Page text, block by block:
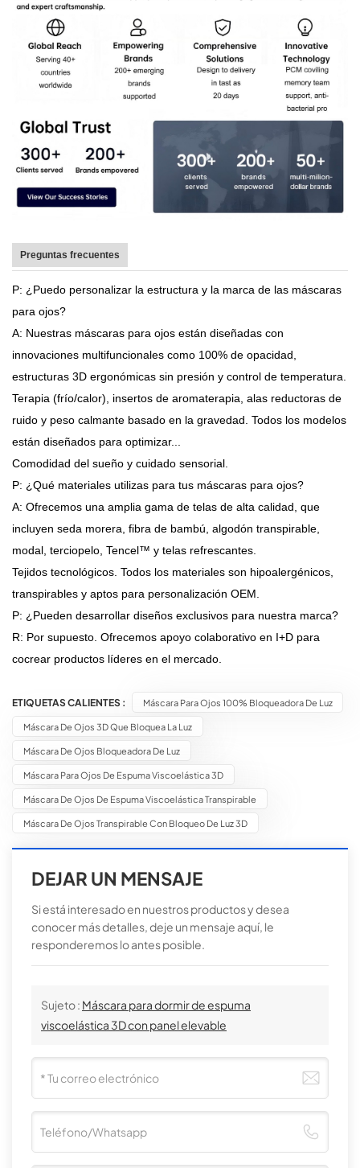
Preguntas frecuentes
P: ¿Puedo personalizar la estructura y la marca de las máscaras
para ojos?
A: Nuestras máscaras para ojos están diseñadas con
innovaciones multifuncionales como 100% de opacidad,
estructuras 3D ergonómicas sin presión y control de temperatura.
Terapia (frío/calor), insertos de aromaterapia, alas reductoras de
ruido y peso calmante basado en la gravedad. Todos los modelos
están diseñados para optimizar...
Comodidad del sueño y cuidado sensorial.
P: ¿Qué materiales utilizas para tus máscaras para ojos?
A: Ofrecemos una amplia gama de telas de alta calidad, que
incluyen seda morera, fibra de bambú, algodón transpirable,
modal, terciopelo, Tencel™ y telas refrescantes.
Tejidos tecnológicos. Todos los materiales son hipoalergénicos,
transpirables y aptos para personalización OEM.
P: ¿Pueden desarrollar diseños exclusivos para nuestra marca?
R: Por supuesto. Ofrecemos apoyo colaborativo en I+D para
cocrear productos líderes en el mercado.
ETIQUETAS CALIENTES : Máscara Para Ojos 100% Bloqueadora De Luz
Máscara De Ojos 3D Que Bloquea La Luz
Máscara De Ojos Bloqueadora De Luz
Máscara Para Ojos De Espuma Viscoelástica 3D
Máscara De Ojos De Espuma Viscoelástica Transpirable
Máscara De Ojos Transpirable Con Bloqueo De Luz 3D
DEJAR UN MENSAJE
Si está interesado en nuestros productos y desea
conocer más detalles, deje un mensaje aquí, le
responderemos lo antes posible.
Sujeto : Máscara para dormir de espuma
viscoelástica 3D con panel elevable